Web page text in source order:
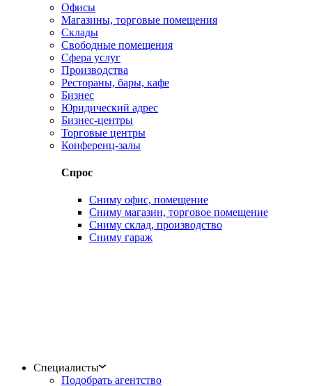
Офисы
Магазины, торговые помещения
Склады
Свободные помещения
Сфера услуг
Производства
Рестораны, бары, кафе
Бизнес
Юридический адрес
Бизнес-центры
Торговые центры
Конференц-залы
Спрос
Сниму офис, помещение
Сниму магазин, торговое помещение
Сниму склад, производство
Сниму гараж
Специалисты
Подобрать агентство